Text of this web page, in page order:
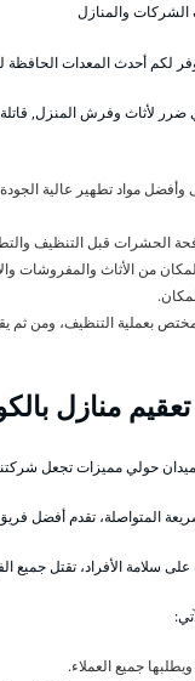
الشركات والمنازل
لكم أحدث المعدات الحافظة
لأثاث وفرش المنزل, قاتلة
مواد تطهير عالية
الحشرات قبل التنظيف
من الأثاث والمفروشات
بعملية التنظيف، ومن ثم
منازل
حولي مميزات تجعل
المتواصلة، تقدم أفضل
سلامة الأفراد، تقتل جميع
جميع العملاء.